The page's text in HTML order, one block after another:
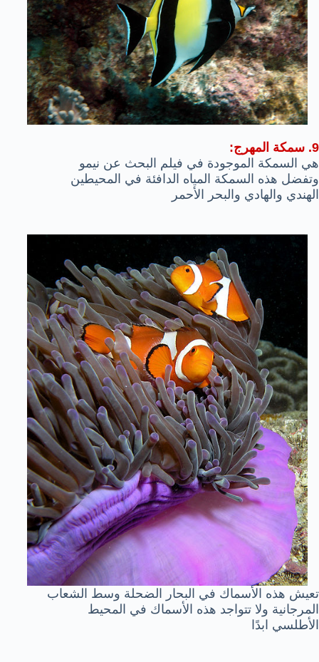
9. سمكة المهرج:
هي السمكة الموجودة في فيلم البحث عن نيمو
وتفضل هذه السمكة المياه الدافئة في المحيطين
الهندي والهادي والبحر الأحمر
تعيش هذه الأسماك في البحار الضحلة وسط الشعاب
المرجانية ولا تتواجد هذه الأسماك في المحيط
الأطلسي ابدًا